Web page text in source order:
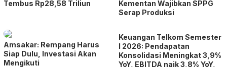
Tembus Rp28,58 Triliun
Kementan Wajibkan SPPG
Serap Produksi
Amsakar: Rempang Harus
Siap Dulu, Investasi Akan
Mengikuti
Keuangan Telkom Semester
I 2026: Pendapatan
Konsolidasi Meningkat 3,9%
YoY, EBITDA naik 3,8% YoY,